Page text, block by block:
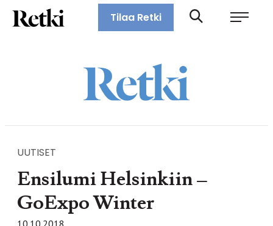
Siirry
suoraan
Retki-lehti
Tilaa Retki
UUTISET
Ensilumi Helsinkiin –
GoExpo Winter
10.10.2018